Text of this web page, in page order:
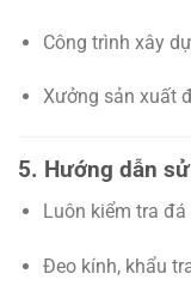
Công trình xây
Xưởng sản xuất
5. Hướng dẫn
Luôn kiểm tra
Đeo kính, khẩu